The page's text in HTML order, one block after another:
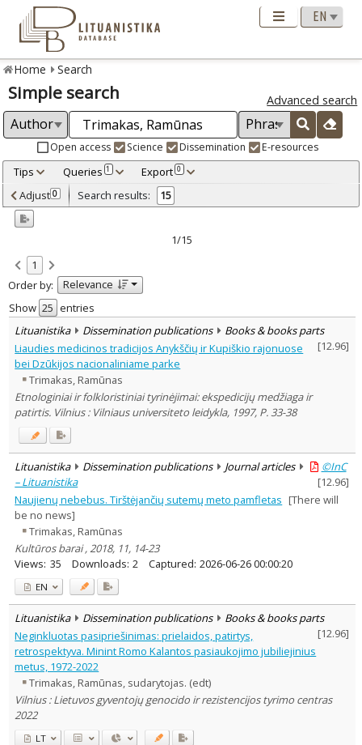
Home Search
Simple search Advanced search
Open access Science Dissemination E-resources
Tips Queries 1 Export 0
Adjusted by criteria 0
Year
Refine
Open access
Scientific publications 12
Dissemination publications
Document Type:
Books & books parts 4
Journal articles 10
Dissertations 1
Subject area :
Education 1
Ethnology 7
Philosophy
History 9
Documentation. Iinformation
1
Political sciences
Sociology 1
Text language
Country of publication
Historical periods
Lithuanian place names
Journal
Adjust 0 Search results: 15
1/15
1
Order by:
Relevance
Show
entries
Lituanistika
Dissemination publications
Books & books parts
[12.96]
Liaudies medicinos tradicijos Anykščių ir Kupiškio rajonuose
bei Dzūkijos nacionaliniame parke
Trimakas, Ramūnas
Etnologiniai ir folkloristiniai tyrinėjimai: ekspedicijų medžiaga ir
patirtis. Vilnius : Vilniaus universiteto leidykla, 1997, P. 33-38
Lituanistika Dissemination publications Journal articles
©InC
– Lituanistika
[12.96]
Naujienų nebebus. Tirštėjančių sutemų meto pamfletas [There will
be no news]
Trimakas, Ramūnas
Kultūros barai , 2018, 11, 14-23
Views: 35 Downloads: 2 Captured: 2026-06-26 00:00:20
EN
Lituanistika Dissemination publications
Books & books parts
[12.96]
Neginkluotas pasipriešinimas: prielaidos, patirtys,
retrospektyva. Minint Romo Kalantos pasiaukojimo jubiliejinius
metus, 1972-2022
Trimakas, Ramūnas, sudarytojas. (edt)
Vilnius : Lietuvos gyventojų genocido ir rezistencijos tyrimo centras
2022
LT